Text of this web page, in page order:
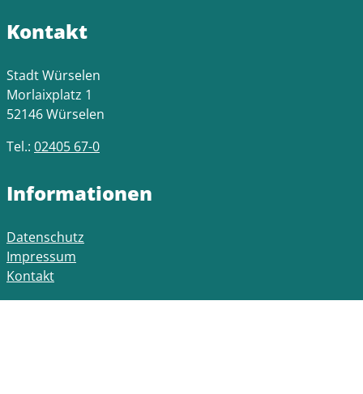
Kontakt
Stadt Würselen
Morlaixplatz 1
52146 Würselen
Tel.: 02405 67-0
Informationen
Datenschutz
Impressum
Kontakt